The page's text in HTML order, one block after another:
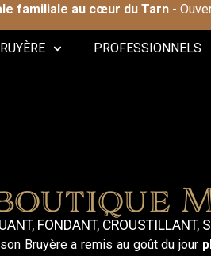
familiale au cœur du Tarn -
PROFESSIONNELS
FONDANT, CROUSTILLANT,
Bruyère a remis au goût du jour